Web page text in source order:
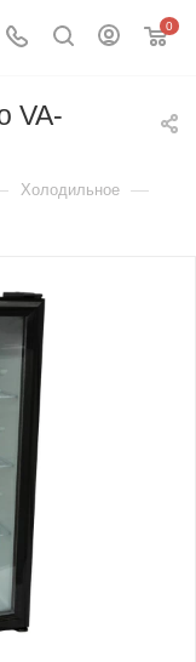
0
VA-
Холодильное —